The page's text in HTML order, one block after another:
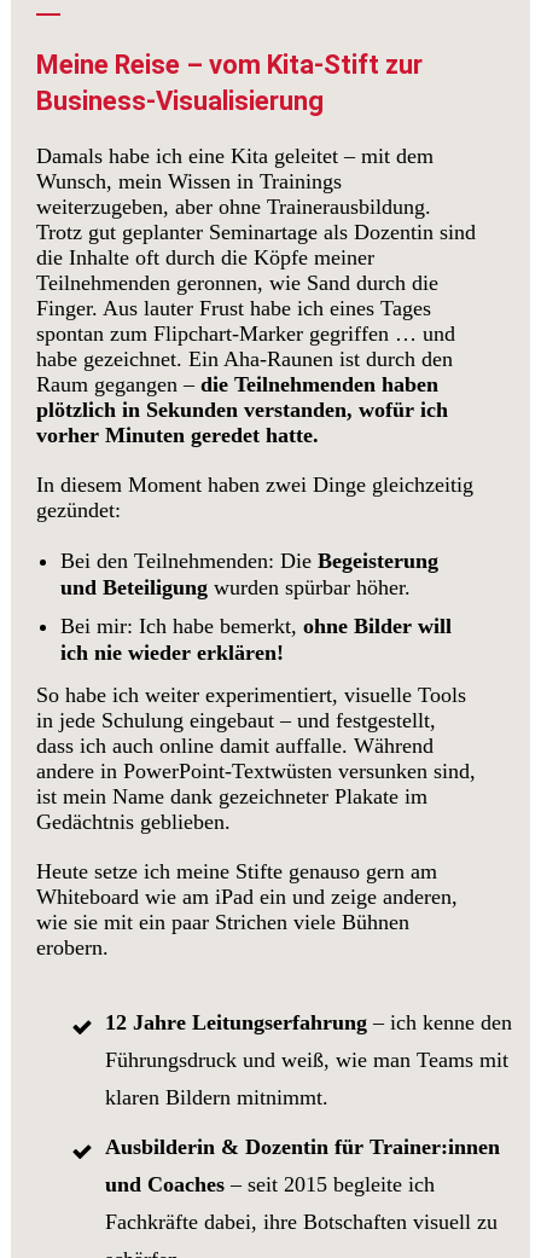
Meine Reise – vom Kita-Stift zur
Business-Visualisierung
Damals habe ich eine Kita geleitet – mit dem
Wunsch, mein Wissen in Trainings
weiterzugeben, aber ohne Trainerausbildung.
Trotz gut geplanter Seminartage als Dozentin sind
die Inhalte oft durch die Köpfe meiner
Teilnehmenden geronnen, wie Sand durch die
Finger. Aus lauter Frust habe ich eines Tages
spontan zum Flipchart-Marker gegriffen … und
habe gezeichnet. Ein Aha-Raunen ist durch den
Raum gegangen – die Teilnehmenden haben
plötzlich in Sekunden verstanden, wofür ich
vorher Minuten geredet hatte.
In diesem Moment haben zwei Dinge gleichzeitig
gezündet:
Bei den Teilnehmenden: Die Begeisterung
und Beteiligung wurden spürbar höher.
Bei mir: Ich habe bemerkt, ohne Bilder will
ich nie wieder erklären!
So habe ich weiter experimentiert, visuelle Tools
in jede Schulung eingebaut – und festgestellt,
dass ich auch online damit auffalle. Während
andere in PowerPoint-Textwüsten versunken sind,
ist mein Name dank gezeichneter Plakate im
Gedächtnis geblieben.
Heute setze ich meine Stifte genauso gern am
Whiteboard wie am iPad ein und zeige anderen,
wie sie mit ein paar Strichen viele Bühnen
erobern.
12 Jahre Leitungserfahrung– ich kenne den
Führungsdruck und weiß, wie man Teams mit
klaren Bildern mitnimmt.
Ausbilderin & Dozentin für Trainer:innen
und Coaches– seit 2015 begleite ich
Fachkräfte dabei, ihre Botschaften visuell zu